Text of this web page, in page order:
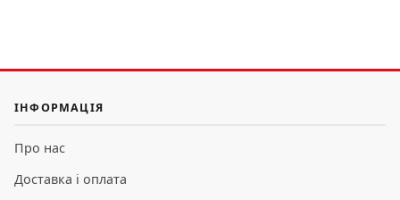
ІНФОРМАЦІЯ
Про нас
Доставка і оплата